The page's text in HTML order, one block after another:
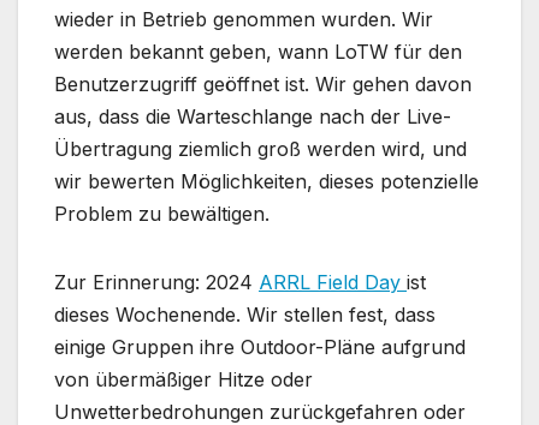
wieder in Betrieb genommen wurden. Wir
werden bekannt geben, wann LoTW für den
Benutzerzugriff geöffnet ist. Wir gehen davon
aus, dass die Warteschlange nach der Live-
Übertragung ziemlich groß werden wird, und
wir bewerten Möglichkeiten, dieses potenzielle
Problem zu bewältigen.
Zur Erinnerung: 2024 ARRL Field Day ist
dieses Wochenende. Wir stellen fest, dass
einige Gruppen ihre Outdoor-Pläne aufgrund
von übermäßiger Hitze oder
Unwetterbedrohungen zurückgefahren oder